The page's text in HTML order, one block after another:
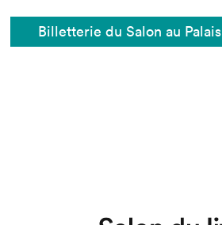
Billetterie du Salon au Palais